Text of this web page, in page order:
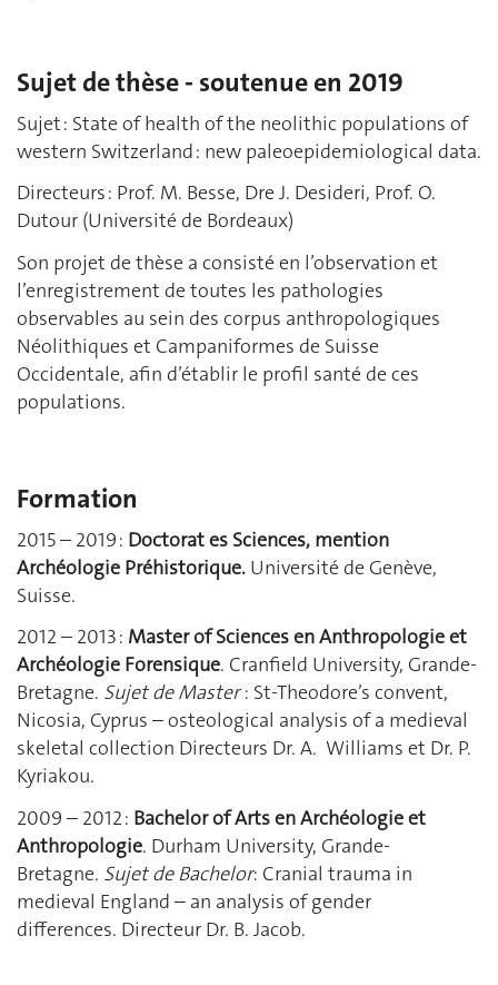
Sujet de thèse - soutenue en 2019
Sujet : State of health of the neolithic populations of
western Switzerland : new paleoepidemiological data.
Directeurs : Prof. M. Besse, Dre J. Desideri, Prof. O.
Dutour (Université de Bordeaux)
Son projet de thèse a consisté en l’observation et
l’enregistrement de toutes les pathologies
observables au sein des corpus anthropologiques
Néolithiques et Campaniformes de Suisse
Occidentale, afin d’établir le profil santé de ces
populations.
Formation
2015 – 2019 : Doctorat es Sciences, mention
Archéologie Préhistorique. Université de Genève,
Suisse.
2012 – 2013 : Master of Sciences en Anthropologie et
Archéologie Forensique. Cranfield University, Grande-
Bretagne. Sujet de Master: St-Theodore’s convent,
Nicosia, Cyprus – osteological analysis of a medieval
skeletal collection Directeurs Dr. A. Williams et Dr. P.
Kyriakou.
2009 – 2012 : Bachelor of Artsen Archéologie et
Anthropologie. Durham University, Grande-
Bretagne. Sujet de Bachelor: Cranial trauma in
medieval England – an analysis of gender
differences. Directeur Dr. B. Jacob.